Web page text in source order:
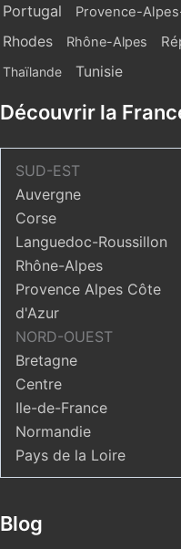
Portugal Provence-
Rhodes Rhône-Alpes
Thaïlande Tunisie
Découvrir la
SUD-EST
Auvergne
Corse
Languedoc-Roussillon
Rhône-Alpes
Provence Alpes Côte
d'Azur
NORD-OUEST
Bretagne
Centre
Ile-de-France
Normandie
Pays de la Loire
Blog